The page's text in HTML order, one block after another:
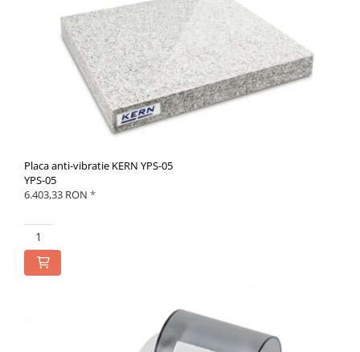
Placa anti-vibratie KERN YPS-05
YPS-05
6.403,33 RON *